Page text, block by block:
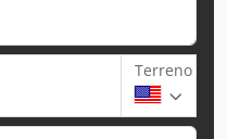
Terreno